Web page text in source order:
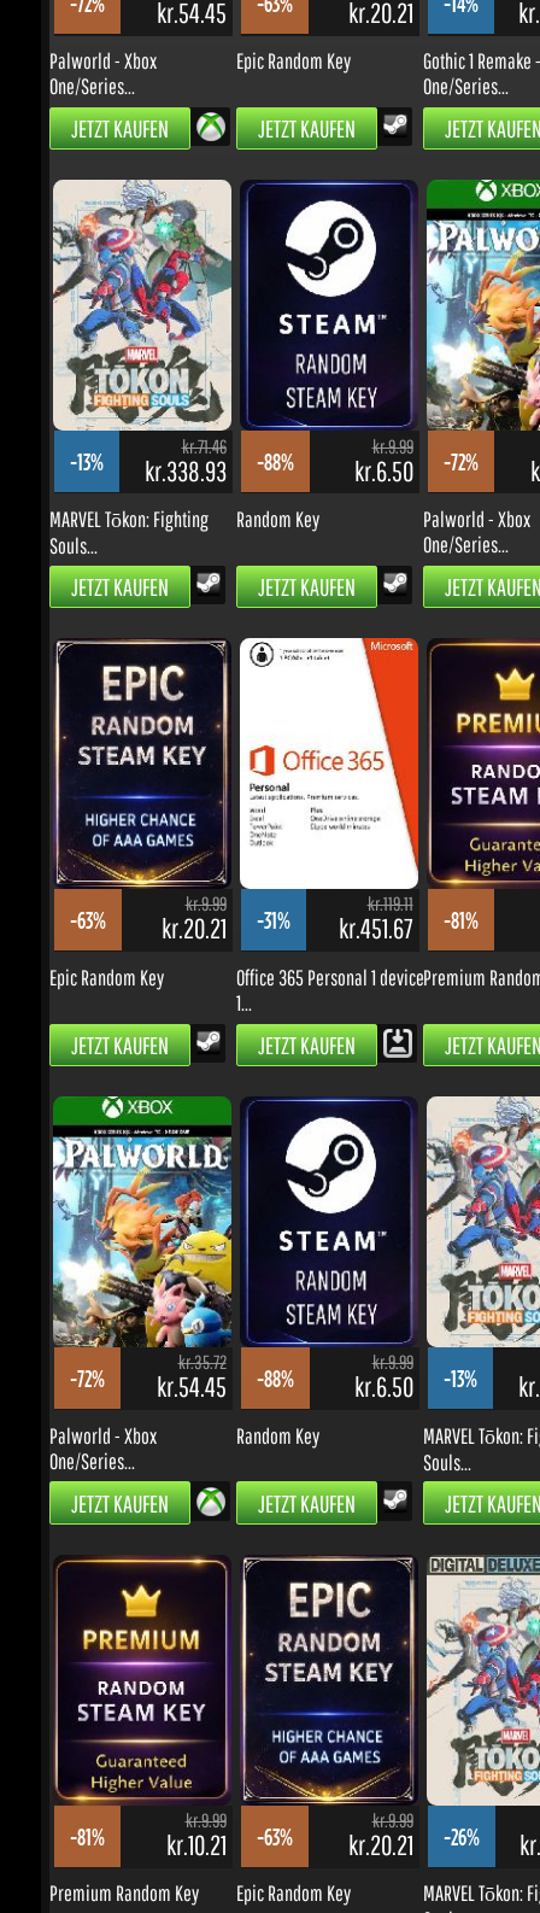
One/Series...
JETZT KAUFEN
Gothic 1 Remake -
One/Series...
JETZT KAUFEN
-13%
kr.71.46
kr.338.93
MARVEL Tōkon: Fighting
Souls...
JETZT KAUFEN
-88%
kr.9.99
kr.6.50
Random Key
JETZT KAUFEN
-72%
Palworld - Xbox
One/Series...
JETZT KAUFEN
-63%
kr.9.99
kr.20.21
Epic Random Key
JETZT KAUFEN
Office 365 Personal 1 device
1...
JETZT KAUFEN
-81%
Premium Random
JETZT KAUFEN
-72%
kr.35.72
kr.54.45
Palworld - Xbox
One/Series...
JETZT KAUFEN
-88%
kr.9.99
kr.6.50
Random Key
JETZT KAUFEN
-13%
MARVEL Tōkon:
JETZT KAUFEN
-81%
kr.9.99
kr.10.21
Premium Random Key
JETZT KAUFEN
-63%
kr.9.99
kr.20.21
JETZT KAUFEN
-26%
Souls...
JETZT KAUFEN